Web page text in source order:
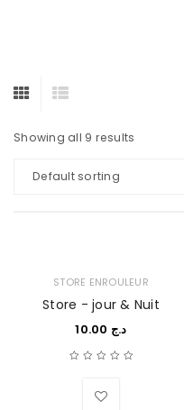
Showing all 9 results
Default sorting
STORE ENROULEUR
Store - jour & Nuit
د.ج